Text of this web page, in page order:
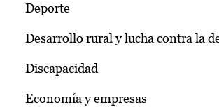
Deporte
Desarrollo rural y lucha contra la
Discapacidad
Economía y empresas